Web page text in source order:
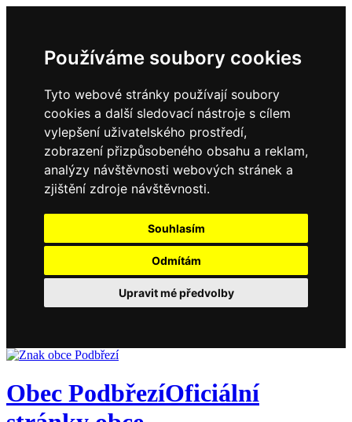
Používáme soubory cookies
Tyto webové stránky používají soubory
cookies a další sledovací nástroje s cílem
vylepšení uživatelského prostředí,
zobrazení přizpůsobeného obsahu a reklam,
analýzy návštěvnosti webových stránek a
zjištění zdroje návštěvnosti.
Souhlasím
Odmítám
Upravit mé předvolby
Obec PodbřezíOficiální